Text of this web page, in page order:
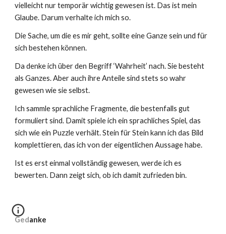
vielleicht nur temporär wichtig gewesen ist. Das ist mein
Glaube. Darum verhalte ich mich so.
Die Sache, um die es mir geht, sollte eine Ganze sein und für
sich bestehen können.
Da denke ich über den Begriff ‘Wahrheit’ nach. Sie besteht
als Ganzes. Aber auch ihre Anteile sind stets so wahr
gewesen wie sie selbst.
Ich sammle sprachliche Fragmente, die bestenfalls gut
formuliert sind. Damit spiele ich ein sprachliches Spiel, das
sich wie ein Puzzle verhält. Stein für Stein kann ich das Bild
komplettieren, das ich von der eigentlichen Aussage habe.
Ist es erst einmal vollständig gewesen, werde ich es
bewerten. Dann zeigt sich, ob ich damit zufrieden bin.
Gedanke